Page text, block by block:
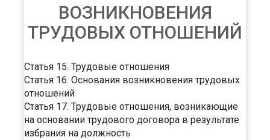
ВОЗНИКНОВЕНИЯ
ТРУДОВЫХ ОТНОШЕНИЙ
Статья 15. Трудовые отношения
Статья 16. Основания возникновения трудовых
отношений
Статья 17. Трудовые отношения, возникающие
на основании трудового договора в результате
избрания на должность